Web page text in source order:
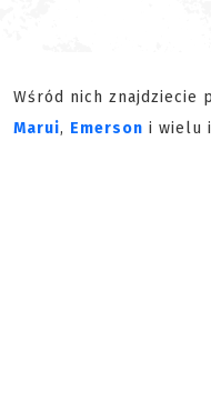
Wśród nich znajdziecie
Marui, Emerson i wielu